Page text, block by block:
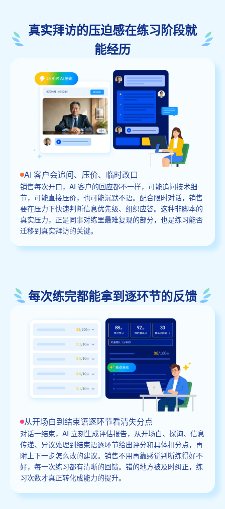
真实拜访的压迫感在练习阶段就
能经历
AI 客户会追问、压价、临时改口
销售每次开口，AI 客户的回应都不一样，可能追问技术细
节，可能直接压价，也可能沉默不语。配合限时对话，销售
要在压力下快速判断信息优先级、组织应答。这种非脚本的
真实压力，正是同事对练里最难复现的部分，也是练习能否
迁移到真实拜访的关键。
每次练完都能拿到逐环节的反馈
从开场白到结束语逐环节看清失分点
对话一结束，AI 立刻生成评估报告，从开场白、探询、信息
传递、异议处理到结束语逐环节给出评分和具体扣分点，再
附上下一步怎么改的建议。销售不用再靠感觉判断练得好不
好，每一次练习都有清晰的回馈。错的地方被及时纠正，练
习次数才真正转化成能力的提升。